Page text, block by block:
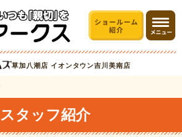
草加八潮店 イオンタウン吉川美南店
スタッフ紹介